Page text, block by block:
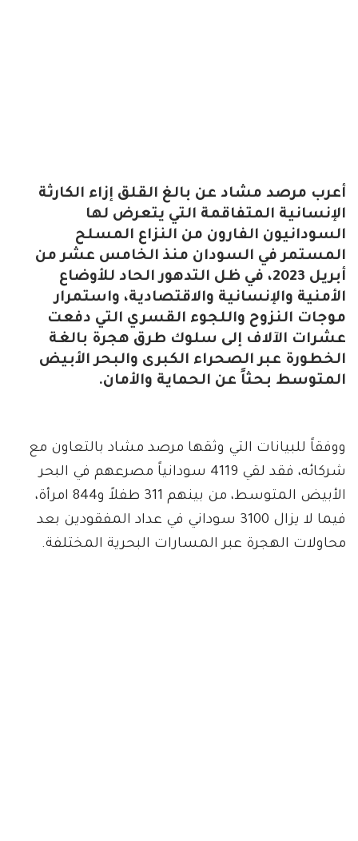
أعرب مرصد مشاد عن بالغ القلق إزاء الكارثة
الإنسانية المتفاقمة التي يتعرض لها
السودانيون الفارون من النزاع المسلح
المستمر في السودان منذ الخامس عشر من
أبريل 2023، في ظل التدهور الحاد للأوضاع
الأمنية والإنسانية والاقتصادية، واستمرار
موجات النزوح واللجوء القسري التي دفعت
عشرات الآلاف إلى سلوك طرق هجرة بالغة
الخطورة عبر الصحراء الكبرى والبحر الأبيض
المتوسط بحثاً عن الحماية والأمان.
ووفقاً للبيانات التي وثقها مرصد مشاد بالتعاون مع
شركائه، فقد لقي 4119 سودانياً مصرعهم في البحر
الأبيض المتوسط، من بينهم 311 طفلاً و844 امرأة،
فيما لا يزال 3100 سوداني في عداد المفقودين بعد
محاولات الهجرة عبر المسارات البحرية المختلفة.